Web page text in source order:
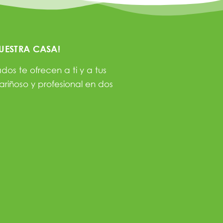
CASA!
te ofrecen a ti y a tus
y profesional en dos